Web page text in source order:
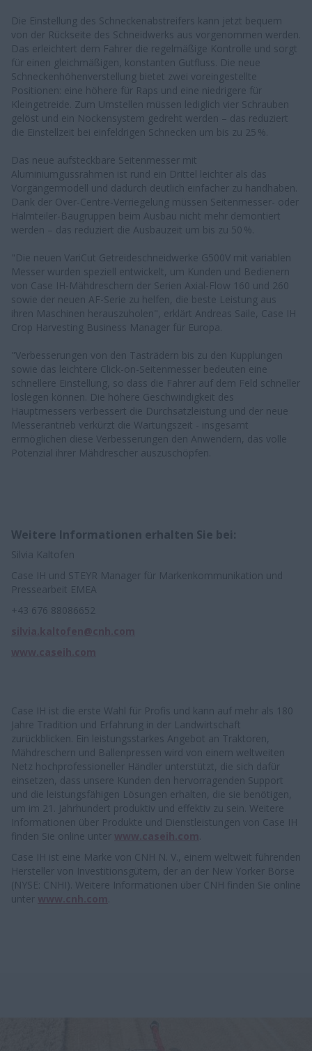
Die Einstellung des Schneckenabstreifers kann jetzt bequem
von der Rückseite des Schneidwerks aus vorgenommen werden.
Das erleichtert dem Fahrer die regelmäßige Kontrolle und sorgt
für einen gleichmäßigen, konstanten Gutfluss. Die neue
Schneckenhöhenverstellung bietet zwei voreingestellte
Positionen: eine höhere für Raps und eine niedrigere für
Kleingetreide. Zum Umstellen müssen lediglich vier Schrauben
gelöst und ein Nockensystem gedreht werden – das reduziert
die Einstellzeit bei einfeldrigen Schnecken um bis zu 25 %.
Das neue aufsteckbare Seitenmesser mit
Aluminiumgussrahmen ist rund ein Drittel leichter als das
Vorgängermodell und dadurch deutlich einfacher zu handhaben.
Dank der Over-Centre-Verriegelung müssen Seitenmesser- oder
Halmteiler-Baugruppen beim Ausbau nicht mehr demontiert
werden – das reduziert die Ausbauzeit um bis zu 50 %.
"Die neuen VariCut Getreideschneidwerke G500V mit variablen
Messer wurden speziell entwickelt, um Kunden und Bedienern
von Case IH-Mähdreschern der Serien Axial-Flow 160 und 260
sowie der neuen AF-Serie zu helfen, die beste Leistung aus
ihren Maschinen herauszuholen", erklärt Andreas Saile, Case IH
Crop Harvesting Business Manager für Europa.
"Verbesserungen von den Tasträdern bis zu den Kupplungen
sowie das leichtere Click-on-Seitenmesser bedeuten eine
schnellere Einstellung, so dass die Fahrer auf dem Feld schneller
loslegen können. Die höhere Geschwindigkeit des
Hauptmessers verbessert die Durchsatzleistung und der neue
Messerantrieb verkürzt die Wartungszeit - insgesamt
ermöglichen diese Verbesserungen den Anwendern, das volle
Potenzial ihrer Mähdrescher auszuschöpfen.
Weitere Informationen erhalten Sie bei:
Silvia Kaltofen
Case IH und STEYR Manager für Markenkommunikation und
Pressearbeit EMEA
+43 676 88086652
Case IH ist die erste Wahl für Profis und kann auf mehr als 180
Jahre Tradition und Erfahrung in der Landwirtschaft
zurückblicken. Ein leistungsstarkes Angebot an Traktoren,
Mähdreschern und Ballenpressen wird von einem weltweiten
Netz hochprofessioneller Händler unterstützt, die sich dafür
einsetzen, dass unsere Kunden den hervorragenden Support
und die leistungsfähigen Lösungen erhalten, die sie benötigen,
um im 21. Jahrhundert produktiv und effektiv zu sein. Weitere
Informationen über Produkte und Dienstleistungen von Case IH
finden Sie online unter
Case IH ist eine Marke von CNH N. V., einem weltweit führenden
Hersteller von Investitionsgütern, der an der New Yorker Börse
(NYSE: CNHI). Weitere Informationen über CNH finden Sie online
unter